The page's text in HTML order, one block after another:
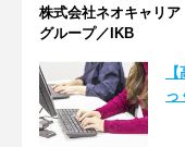
株式会社ネオキャリ
グループ／IKB
っ